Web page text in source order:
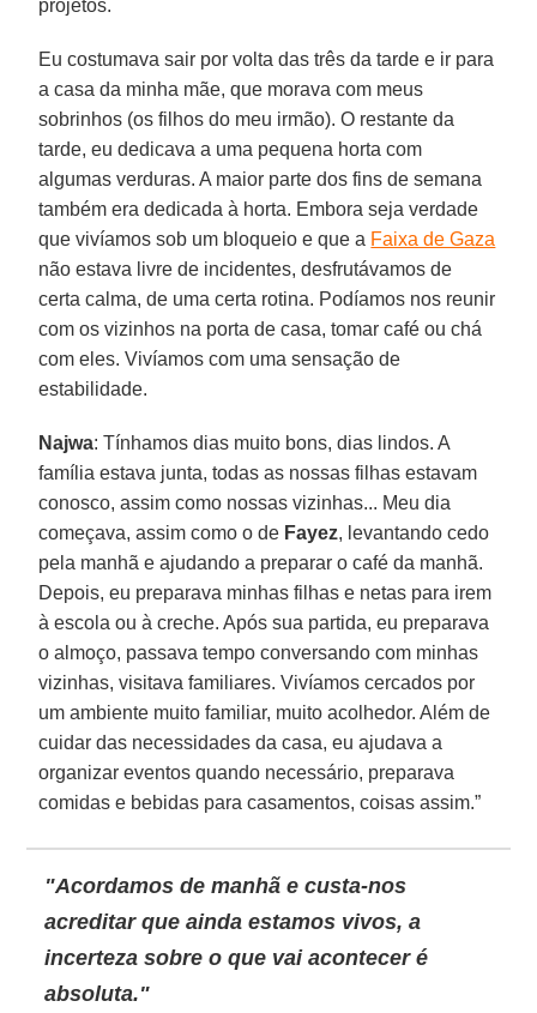
projetos.
Eu costumava sair por volta das três da tarde e ir para
a casa da minha mãe, que morava com meus
sobrinhos (os filhos do meu irmão). O restante da
tarde, eu dedicava a uma pequena horta com
algumas verduras. A maior parte dos fins de semana
também era dedicada à horta. Embora seja verdade
que vivíamos sob um bloqueio e que a Faixa de Gaza
não estava livre de incidentes, desfrutávamos de
certa calma, de uma certa rotina. Podíamos nos reunir
com os vizinhos na porta de casa, tomar café ou chá
com eles. Vivíamos com uma sensação de
estabilidade.
Najwa: Tínhamos dias muito bons, dias lindos. A
família estava junta, todas as nossas filhas estavam
conosco, assim como nossas vizinhas... Meu dia
começava, assim como o de Fayez, levantando cedo
pela manhã e ajudando a preparar o café da manhã.
Depois, eu preparava minhas filhas e netas para irem
à escola ou à creche. Após sua partida, eu preparava
o almoço, passava tempo conversando com minhas
vizinhas, visitava familiares. Vivíamos cercados por
um ambiente muito familiar, muito acolhedor. Além de
cuidar das necessidades da casa, eu ajudava a
organizar eventos quando necessário, preparava
comidas e bebidas para casamentos, coisas assim.”
"Acordamos de manhã e custa-nos
acreditar que ainda estamos vivos, a
incerteza sobre o que vai acontecer é
absoluta."